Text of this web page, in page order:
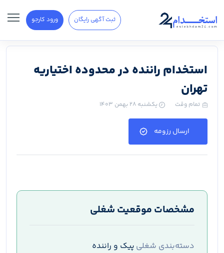
ثبت آگهی رایگان ورود کارجو
استخدام راننده در محدوده اختیاریه
تهران
تمام وقت یکشنبه ۲۸ بهمن ۱۴۰۳
ارسال رزومه
مشخصات موقعیت شغلی
دسته‌بندی شغلی پیک و راننده